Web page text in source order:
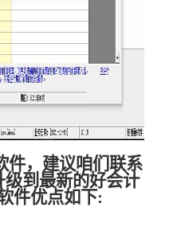
件，建议咱们联系
到最新的好会计
件优点如下: